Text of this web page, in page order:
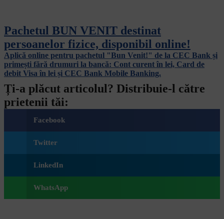
Pachetul BUN VENIT destinat
persoanelor fizice, disponibil online!
Aplică online pentru pachetul "Bun Venit!" de la CEC Bank și
primești fără drumuri la bancă: Cont curent în lei, Card de
debit Visa în lei și CEC Bank Mobile Banking.​
Ți-a plăcut articolul? Distribuie-l către
prietenii tăi:
Facebook
Twitter
LinkedIn
WhatsApp